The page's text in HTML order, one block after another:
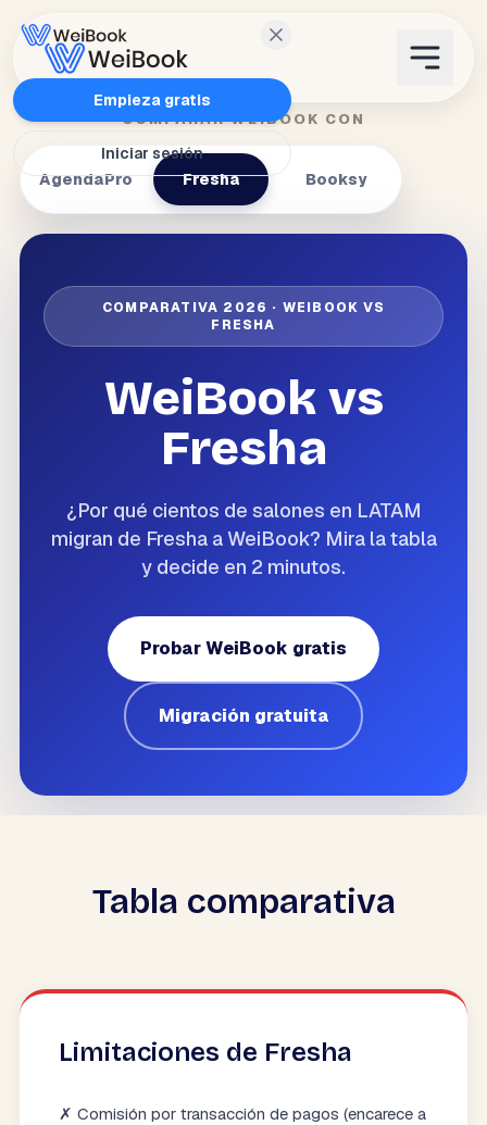
Características
Planes
Blog
Habla con un especialista y diseña tu
Empieza gratis
Iniciar sesión
COMPARAR WEIBOOK CON
AgendaPro Fresha Booksy
COMPARATIVA 2026 · WEIBOOK VS
FRESHA
WeiBook vs
Fresha
¿Por qué cientos de salones en LATAM
migran de Fresha a WeiBook? Mira la tabla
y decide en 2 minutos.
Probar WeiBook gratis
Migración gratuita
Tabla comparativa
Limitaciones de Fresha
✗ Comisión por transacción de pagos (encarece a